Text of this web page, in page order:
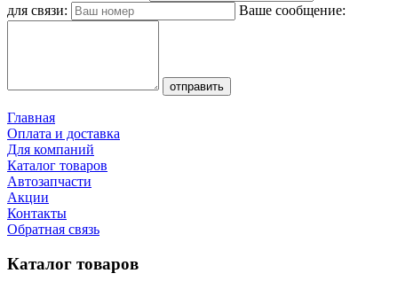
для связи:
Ваше сообщение:
Главная
Оплата и доставка
Для компаний
Каталог товаров
Автозапчасти
Акции
Контакты
Обратная связь
Каталог товаров